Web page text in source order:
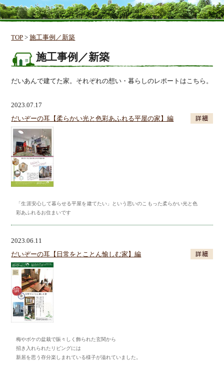
TOP >施工事例／新築
施工事例／新築
だいあんで建てた家。それぞれの想い・暮らしのレポートはこちら。
2023.07.17
だいぞーの耳【柔らかい光と色彩あふれる平屋の家】編
「生涯安心して暮らせる平屋を建てたい」という思いのこもった柔らかい光と色
彩あふれるお住まいです
2023.06.11
だいぞーの耳【日常をとことん愉しむ家】編
梅やボケの盆栽で賑々しく飾られた玄関から
招き入れられたリビングには
新居を思う存分楽しまれている様子が溢れていました。